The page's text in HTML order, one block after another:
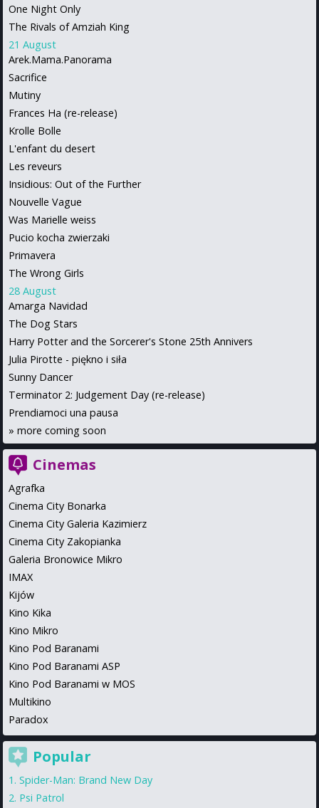
One Night Only
The Rivals of Amziah King
21 August
Arek.Mama.Panorama
Sacrifice
Mutiny
Frances Ha (re-release)
Krolle Bolle
L'enfant du desert
Les reveurs
Insidious: Out of the Further
Nouvelle Vague
Was Marielle weiss
Pucio kocha zwierzaki
Primavera
The Wrong Girls
28 August
Amarga Navidad
The Dog Stars
Harry Potter and the Sorcerer's Stone 25th Annivers
Julia Pirotte - piękno i siła
Sunny Dancer
Terminator 2: Judgement Day (re-release)
Prendiamoci una pausa
» more coming soon
Cinemas
Agrafka
Cinema City Bonarka
Cinema City Galeria Kazimierz
Cinema City Zakopianka
Galeria Bronowice Mikro
IMAX
Kijów
Kino Kika
Kino Mikro
Kino Pod Baranami
Kino Pod Baranami ASP
Kino Pod Baranami w MOS
Multikino
Paradox
Popular
Spider-Man: Brand New Day
Psi Patrol